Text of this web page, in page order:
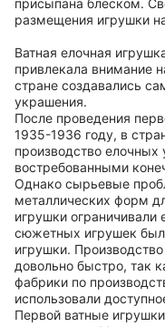
присыпана блеском.
размещения игрушки
Ватная елочная
привлекала внимание
стране создавались
украшения.
После проведения
1935-1936 году, в
производство
востребованными
Однако сырьевые
металлических форм
игрушки ограничивали
сюжетных игрушек был
игрушки.
довольно быстро, так
фабрики по
использовали
Первой ватные